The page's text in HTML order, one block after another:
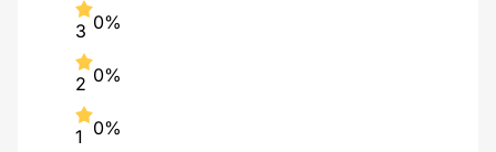
3 0%
2 0%
1 0%